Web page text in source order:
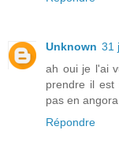
Unknown 31
ah oui je l'ai
prendre il
pas en
Répondre